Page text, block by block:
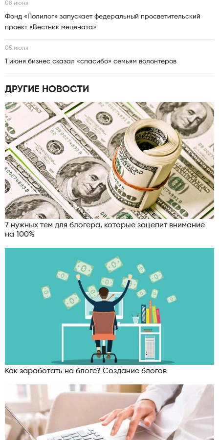
08 июня
Фонд «Полилог» запускает федеральный просветительский
проект «Вестник мецената»
05 июня
1 июня бизнес сказал «спасибо» семьям волонтеров
ДРУГИЕ НОВОСТИ
7 нужных тем для блогера, которые зацепит внимание
на 100%
Как заработать на блоге? Создание блогов